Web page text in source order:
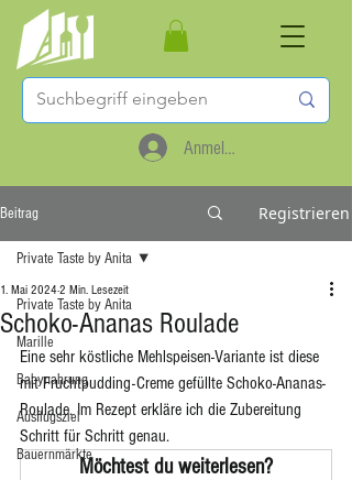
Anmelden
Beitrag Registrieren
Private Taste by Anita
Marille
Babynahrung
Ausflugsziel
Bauernmärkte
Private Taste by Anita
Schoko-Ananas Roulade
1. Mai 2024 2 Min. Lesezeit
Eine sehr köstliche Mehlspeisen-Variante ist diese
mit Fruchtpudding-Creme gefüllte Schoko-Ananas-
Roulade. Im Rezept erkläre ich die Zubereitung
Schritt für Schritt genau.
Möchtest du weiterlesen?